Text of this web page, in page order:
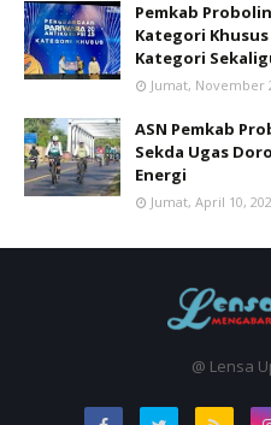
Pemkab
Kategori Khusus
Kategori
Jumat, November
ASN Pemkab
Sekda Ugas
Energi
Jumat, April 10,
@ Lensa